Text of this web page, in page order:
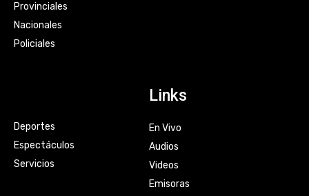
Provinciales
Nacionales
Policiales
Deportes
Espectáculos
Servicios
Links
En Vivo
Audios
Videos
Emisoras